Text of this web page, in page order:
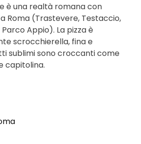
è una realtà romana con
Roma (Trastevere, Testaccio,
Appio). La pizza è
scrocchierella, fina e
sublimi sono croccanti come
capitolina.